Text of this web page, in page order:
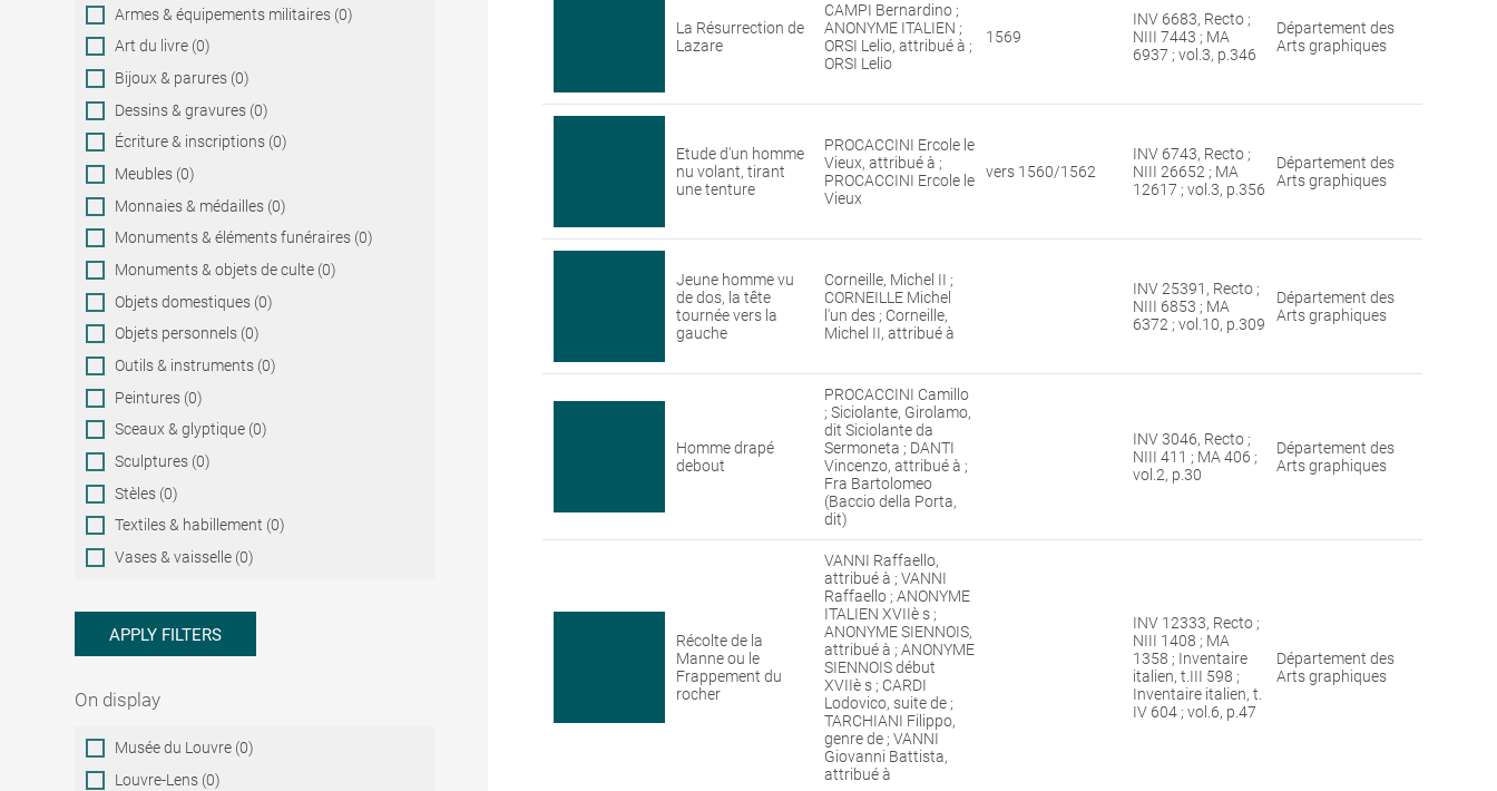
Armes & équipements militaires (0)
Art du livre (0)
Bijoux & parures (0)
Dessins & gravures (0)
Écriture & inscriptions (0)
Meubles (0)
Monnaies & médailles (0)
Monuments & éléments funéraires (0)
Monuments & objets de culte (0)
Objets domestiques (0)
Objets personnels (0)
Outils & instruments (0)
Peintures (0)
Sceaux & glyptique (0)
Sculptures (0)
Stèles (0)
Textiles & habillement (0)
Vases & vaisselle (0)
APPLY FILTERS
On display
On
display
Musée du Louvre (0)
Louvre-Lens (0)
La Résurrection de
Lazare
CAMPI Bernardino ;
ANONYME ITALIEN ;
ORSI Lelio, attribué à ;
ORSI Lelio
1569
INV 6683, Recto ;
NIII 7443 ; MA
6937 ; vol.3, p.346
Département des
Arts graphiques
Etude d'un homme
nu volant, tirant
une tenture
PROCACCINI Ercole le
Vieux, attribué à ;
PROCACCINI Ercole le
Vieux
vers 1560/1562
INV 6743, Recto ;
NIII 26652 ; MA
12617 ; vol.3, p.356
Département des
Arts graphiques
Jeune homme vu
de dos, la tête
tournée vers la
gauche
Corneille, Michel II ;
CORNEILLE Michel
l'un des ; Corneille,
Michel II, attribué à
INV 25391, Recto ;
NIII 6853 ; MA
6372 ; vol.10, p.309
Département des
Arts graphiques
Homme drapé
debout
PROCACCINI Camillo
; Siciolante, Girolamo,
dit Siciolante da
Sermoneta ; DANTI
Vincenzo, attribué à ;
Fra Bartolomeo
(Baccio della Porta,
dit)
INV 3046, Recto ;
NIII 411 ; MA 406 ;
vol.2, p.30
Département des
Arts graphiques
Récolte de la
Manne ou le
Frappement du
rocher
VANNI Raffaello,
attribué à ; VANNI
Raffaello ; ANONYME
ITALIEN XVIIè s ;
ANONYME SIENNOIS,
attribué à ; ANONYME
SIENNOIS début
XVIIè s ; CARDI
Lodovico, suite de ;
TARCHIANI Filippo,
genre de ; VANNI
Giovanni Battista,
attribué à
INV 12333, Recto ;
NIII 1408 ; MA
1358 ; Inventaire
italien, t.III 598 ;
Inventaire italien, t.
IV 604 ; vol.6, p.47
Département des
Arts graphiques